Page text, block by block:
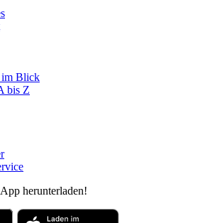
im Blick
bis Z
herunterladen!